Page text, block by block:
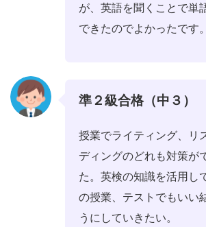
が、英語を聞くことで単
できたのでよかったです。
準２級合格（中３）
授業でライティング、リ
ディングのどれも対策が
た。英検の知識を活用し
の授業、テストでもいい
うにしていきたい。